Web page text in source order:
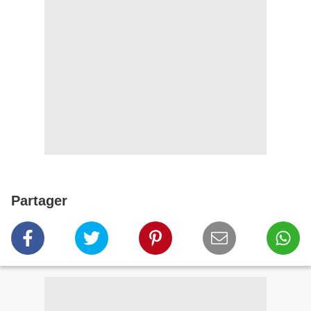
Partager